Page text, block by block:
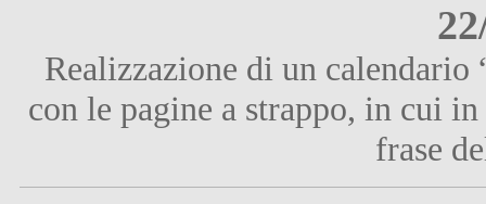
Realizzazione di un calendario
con le pagine a strappo, in cui
frase